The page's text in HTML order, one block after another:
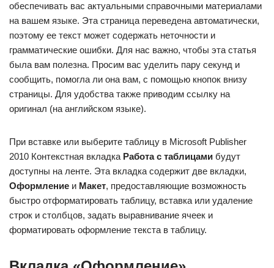
обеспечивать вас актуальными справочными материалами
на вашем языке. Эта страница переведена автоматически,
поэтому ее текст может содержать неточности и
грамматические ошибки. Для нас важно, чтобы эта статья
была вам полезна. Просим вас уделить пару секунд и
сообщить, помогла ли она вам, с помощью кнопок внизу
страницы. Для удобства также приводим ссылку на
оригинал (на английском языке).
При вставке или выберите таблицу в Microsoft Publisher
2010 Контекстная вкладка Работа с таблицами будут
доступны на ленте. Эта вкладка содержит две вкладки,
Оформление и Макет, предоставляющие возможность
быстро отформатировать таблицу, вставка или удаление
строк и столбцов, задать выравнивание ячеек и
форматировать оформление текста в таблицу.